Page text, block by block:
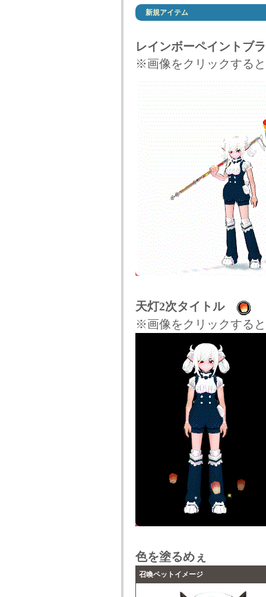
新規アイテム
レインボーペイントブ
※画像をクリックする
天灯2次タイトル
※画像をクリックする
色を塗るめぇ
召喚ペットイメージ